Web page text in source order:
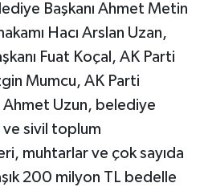
Başkanı Ahmet Metin
Hacı Arslan Uzan,
Fuat Koçal, AK Parti
Mumcu, AK Parti
Ahmet Uzun, belediye
ve sivil toplum
muhtarlar ve çok sayıda
200 milyon TL bedelle